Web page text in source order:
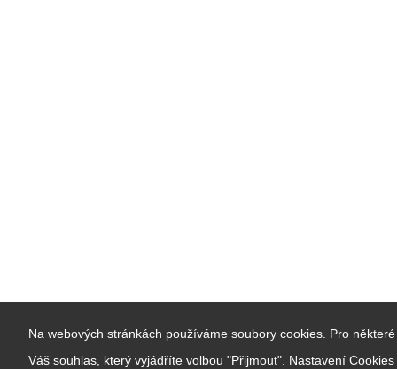
Na webových stránkách používáme soubory cookies. Pro
Váš souhlas, který vyjádříte volbou "Přijmout". Nastavení